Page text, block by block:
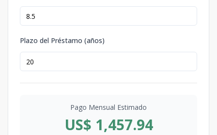
Plazo del Préstamo (años)
Pago Mensual Estimado
US$ 1,457.94